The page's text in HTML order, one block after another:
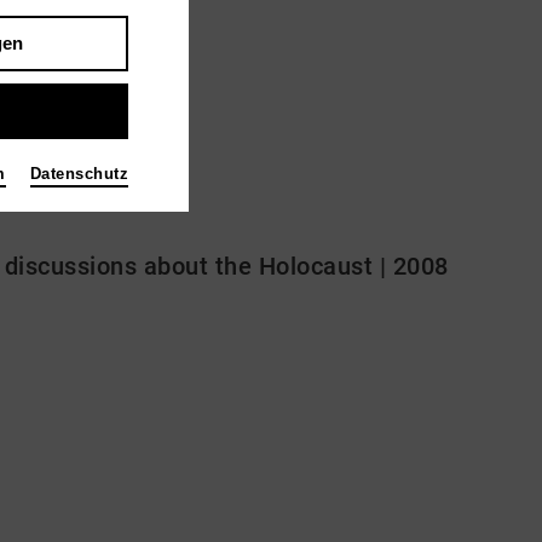
about the Holocaust | 2008
Datenschutz